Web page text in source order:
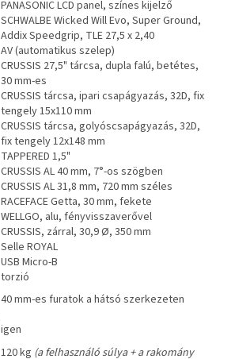
PANASONIC LCD panel, színes kijelző
SCHWALBE Wicked Will Evo, Super Ground,
Addix Speedgrip, TLE 27,5 x 2,40
AV (automatikus szelep)
CRUSSIS 27,5" tárcsa, dupla falú, betétes,
30 mm-es
CRUSSIS tárcsa, ipari csapágyazás, 32D, fix
tengely 15x110 mm
CRUSSIS tárcsa, golyóscsapágyazás, 32D,
fix tengely 12x148 mm
TAPPERED 1,5"
CRUSSIS AL 40 mm, 7°-os szögben
CRUSSIS AL 31,8 mm, 720 mm széles
RACEFACE Getta, 30 mm, fekete
WELLGO, alu, fényvisszaverővel
CRUSSIS, zárral, 30,9 Ø, 350 mm
Selle ROYAL
USB Micro-B
torzió
40 mm-es furatok a hátsó szerkezeten
igen
120 kg (a felhasználó súlya + a rakomány